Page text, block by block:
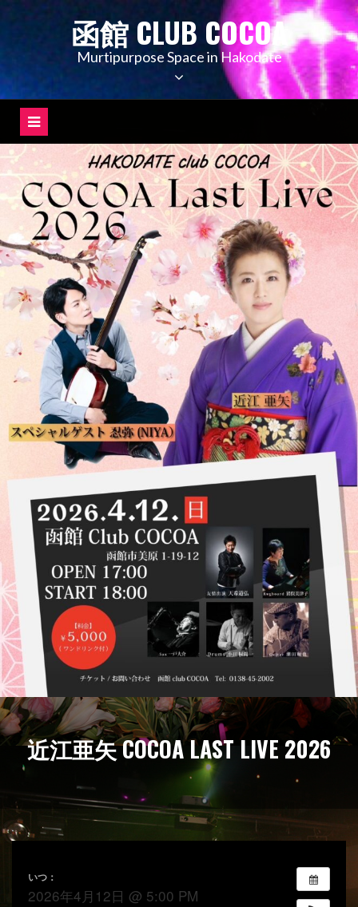
ツ
キ
ッ
函館 CLUB COCOA
Murtipurpose Space in Hakodate
近江亜矢 COCOA LAST LIVE 2026
いつ：
2026年4月12日 @ 5:00 PM